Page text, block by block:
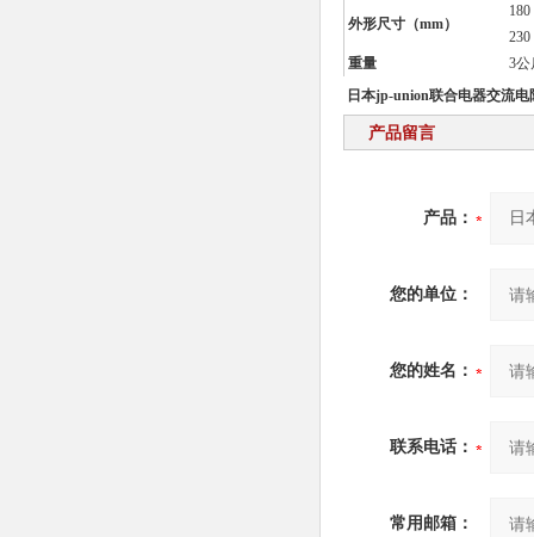
外形尺寸（mm）
重量
3公
日本jp-union联合电器交流电
产品留言
产品：
您的单位：
您的姓名：
联系电话：
常用邮箱：